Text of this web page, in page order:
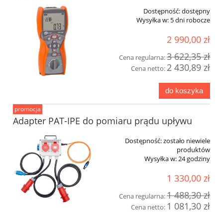
Dostępność:dostępny
Wysyłka w: 5 dni robocze
2 990,00 zł
Cena regularna:3 622,35 zł
Cena netto: 2 430,89 zł
do koszyka
Adapter PAT-IPE do pomiaru prądu upływu
Dostępność:zostało niewiele
produktów
Wysyłka w:24 godziny
1 330,00 zł
Cena regularna:1 488,30 zł
Cena netto: 1 081,30 zł
promocja